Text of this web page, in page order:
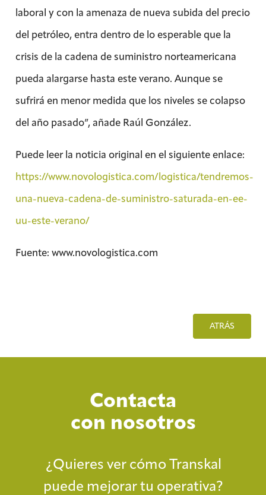
laboral y con la amenaza de nueva subida del precio
del petróleo, entra dentro de lo esperable que la
crisis de la cadena de suministro norteamericana
pueda alargarse hasta este verano. Aunque se
sufrirá en menor medida que los niveles se colapso
del año pasado”, añade Raúl González.
Puede leer la noticia original en el siguiente enlace:
https://www.novologistica.com/logistica/tendremos-
una-nueva-cadena-de-suministro-saturada-en-ee-
uu-este-verano/
Fuente: www.novologistica.com
ATRÁS
Contacta
con nosotros
¿Quieres ver cómo Transkal
puede mejorar tu operativa?